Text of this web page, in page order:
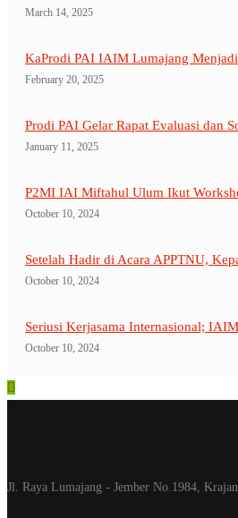
March 14, 2025
KaProdi PAI IAIM Lumajang
February 20, 2025
Prodi PAI Gelar Rapat Evaluasi dan
January 11, 2025
P2MI IAI Miftahul Ulum Ikut
October 10, 2024
Setelah Hadir di Acara APPTNU,
October 10, 2024
Seriusi Kerjasama Internasional;
October 10, 2024
Jl. Raya Lumajang - Jember No.1984,